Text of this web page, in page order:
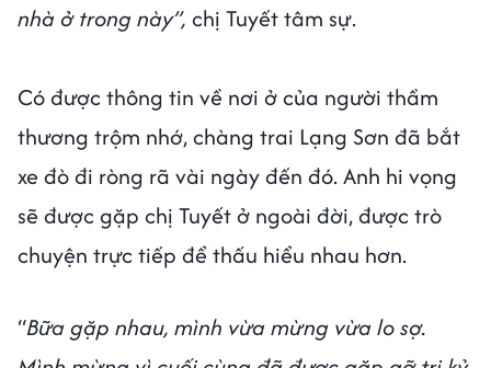
nhà ở trong này”, chị Tuyết tâm sự.
Có được thông tin về nơi ở của người thầm
thương trộm nhớ, chàng trai Lạng Sơn đã bắt
xe đò đi ròng rã vài ngày đến đó. Anh hi vọng
sẽ được gặp chị Tuyết ở ngoài đời, được trò
chuyện trực tiếp để thấu hiểu nhau hơn.
“Bữa gặp nhau, mình vừa mừng vừa lo sợ.